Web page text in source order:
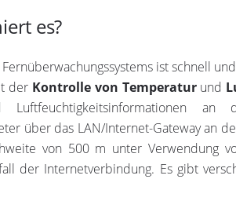
es?
ist schnell
der Kontrolle von Temperaturund
Luftfeuchtigkeitsinformationen an
über das LAN/Internet-Gateway an
von 500 m unter Verwendung
der Internetverbindung. Es gibt